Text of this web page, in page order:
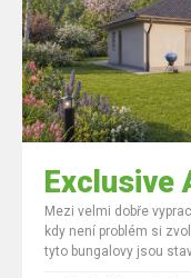
Exclusive
Mezi velmi dobře
kdy není problém si
tyto bungalovy jsou